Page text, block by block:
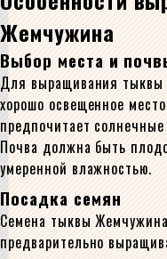
Жемчужина
Выбор места и
Для выращивания тыквы
хорошо освещенное
предпочитает
Почва должна быть
умеренной влажностью.
Посадка семян
Семена тыквы
предварительно